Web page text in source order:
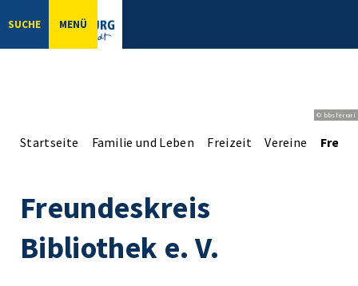
SUCHE MENÜ
© bbsferrari
Startseite Familie und Leben Freizeit Vereine
Freundeskreis
Bibliothek e. V.